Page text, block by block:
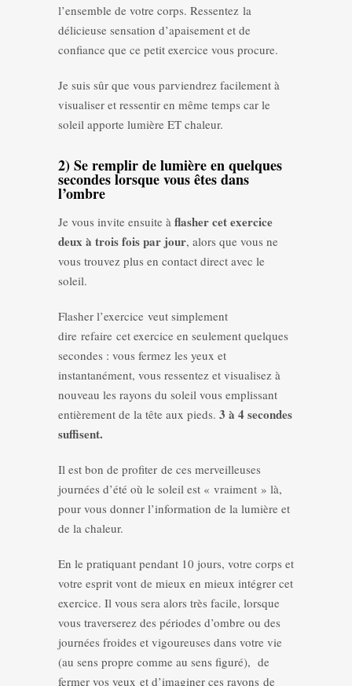
l’ensemble de votre corps. Ressentez la
délicieuse sensation d’apaisement et de
confiance que ce petit exercice vous procure.
Je suis sûr que vous parviendrez facilement à
visualiser et ressentir en même temps car le
soleil apporte lumière ET chaleur.
2) Se remplir de lumière en quelques
secondes lorsque vous êtes dans
l’ombre
Je vous invite ensuite à flasher cet exercice
deux à trois fois par jour, alors que vous ne
vous trouvez plus en contact direct avec le
soleil.
Flasher l’exercice veut simplement
dire refaire cet exercice en seulement quelques
secondes : vous fermez les yeux et
instantanément, vous ressentez et visualisez à
nouveau les rayons du soleil vous emplissant
entièrement de la tête aux pieds. 3 à 4 secondes
suffisent.
Il est bon de profiter de ces merveilleuses
journées d’été où le soleil est « vraiment » là,
pour vous donner l’information de la lumière et
de la chaleur.
En le pratiquant pendant 10 jours, votre corps et
votre esprit vont de mieux en mieux intégrer cet
exercice. Il vous sera alors très facile, lorsque
vous traverserez des périodes d’ombre ou des
journées froides et vigoureuses dans votre vie
(au sens propre comme au sens figuré), de
fermer vos yeux et d’imaginer ces rayons de